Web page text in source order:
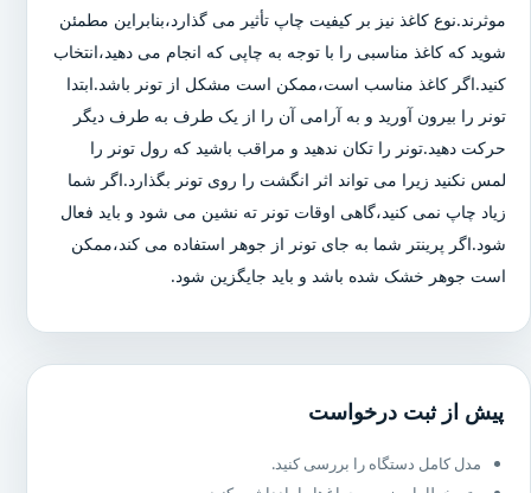
موثرند.نوع کاغذ نیز بر کیفیت چاپ تأثیر می گذارد،بنابراین مطمئن
شوید که کاغذ مناسبی را با توجه به چاپی که انجام می دهید،انتخاب
کنید.اگر کاغذ مناسب است،ممکن است مشکل از تونر باشد.ابتدا
تونر را بیرون آورید و به آرامی آن را از یک طرف به طرف دیگر
حرکت دهید.تونر را تکان ندهید و مراقب باشید که رول تونر را
لمس نکنید زیرا می تواند اثر انگشت را روی تونر بگذارد.اگر شما
زیاد چاپ نمی کنید،گاهی اوقات تونر ته نشین می شود و باید فعال
شود.اگر پرینتر شما به جای تونر از جوهر استفاده می کند،ممکن
است جوهر خشک شده باشد و باید جایگزین شود.
پیش از ثبت درخواست
مدل کامل دستگاه را بررسی کنید.